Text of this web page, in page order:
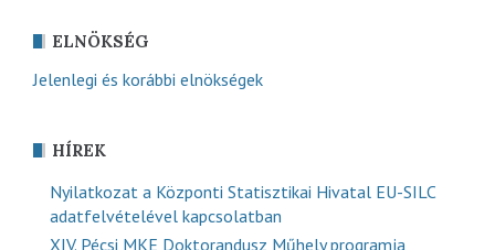
ELNÖKSÉG
Jelenlegi és korábbi elnökségek
HÍREK
Nyilatkozat a Központi Statisztikai Hivatal EU-SILC
adatfelvételével kapcsolatban
XIV. Pécsi MKE Doktorandusz Műhely programja